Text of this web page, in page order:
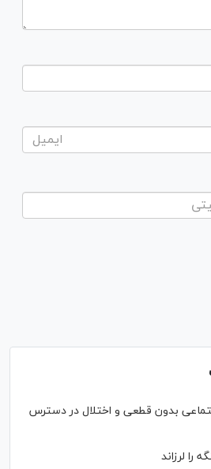
بدون قطعی و اختلال در دسترس